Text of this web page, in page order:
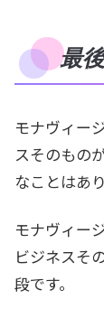
最
モナヴィー
スそのもの
なことはあ
モナヴィー
ビジネスそ
段です。